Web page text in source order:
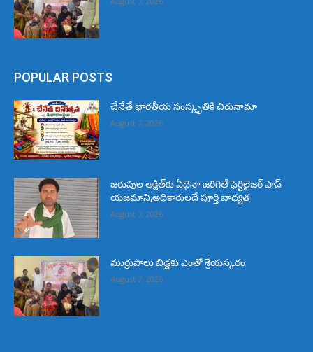
POPULAR POSTS
చేనేతే భారతీయ సంస్కృతికి చిరునామా
August 7, 2026
జరుపుల అక్షిత్‌కు ఏదైనా జరిగితే ఫెర్టిలైజర్ షాప్
యజమాని,అధికారులదే పూర్తి బాధ్యత
August 7, 2026
ముర్రుపాలు బిడ్డకు ఎంతో శ్రేయస్కరం
August 7, 2026